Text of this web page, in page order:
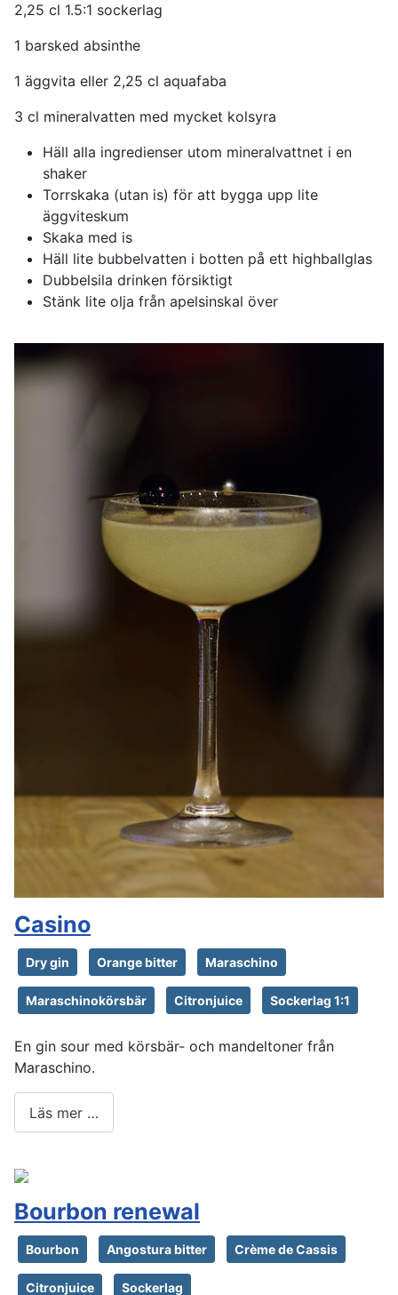
2,25 cl 1.5:1 sockerlag
1 barsked absinthe
1 äggvita eller 2,25 cl aquafaba
3 cl mineralvatten med mycket kolsyra
Häll alla ingredienser utom mineralvattnet i en
shaker
Torrskaka (utan is) för att bygga upp lite
äggviteskum
Skaka med is
Häll lite bubbelvatten i botten på ett highballglas
Dubbelsila drinken försiktigt
Stänk lite olja från apelsinskal över
Casino
Dry gin Orange bitter Maraschino
Maraschinokörsbär Citronjuice Sockerlag 1:1
En gin sour med körsbär- och mandeltoner från
Maraschino.
Läs mer …
Bourbon renewal
Bourbon Angostura bitter Crème de Cassis
Citronjuice Sockerlag